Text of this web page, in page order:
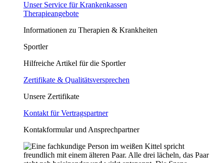
Unser Service für Krankenkassen
Therapieangebote
Informationen zu Therapien & Krankheiten
Sportler
Hilfreiche Artikel für die Sportler
Zertifikate & Qualitätsversprechen
Unsere Zertifikate
Kontakt für Vertragspartner
Kontakformular und Ansprechpartner